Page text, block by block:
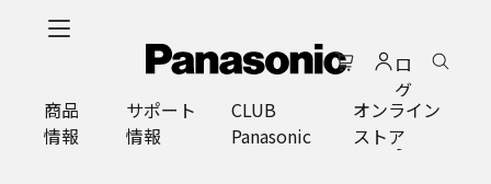
ロ
グ
イ
ン
商品
情報
サポート
情報
CLUB
Panasonic
オンライン
ストア